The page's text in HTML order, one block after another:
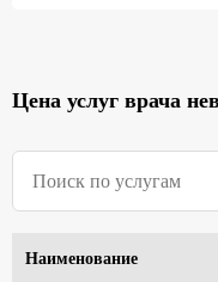
Цена услуг врача
Наименование